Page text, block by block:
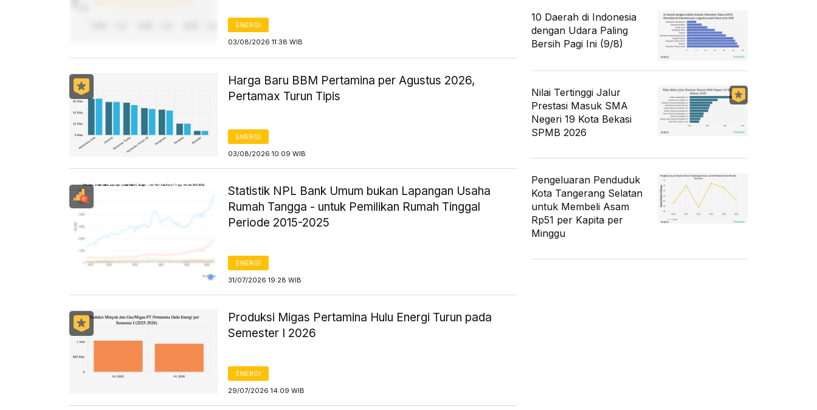
ENERGI
03/08/2026 11:38 WIB
Harga Baru BBM Pertamina per Agustus 2026,
Pertamax Turun Tipis
ENERGI
03/08/2026 10:09 WIB
Statistik NPL Bank Umum bukan Lapangan Usaha
Rumah Tangga - untuk Pemilikan Rumah Tinggal
Periode 2015-2025
ENERGI
31/07/2026 19:28 WIB
Produksi Migas Pertamina Hulu Energi Turun pada
Semester I 2026
ENERGI
29/07/2026 14:09 WIB
10 Daerah di Indonesia
dengan Udara Paling
Bersih Pagi Ini (9/8)
Nilai Tertinggi Jalur
Prestasi Masuk SMA
Negeri 19 Kota Bekasi
SPMB 2026
Pengeluaran Penduduk
Kota Tangerang Selatan
untuk Membeli Asam
Rp51 per Kapita per
Minggu